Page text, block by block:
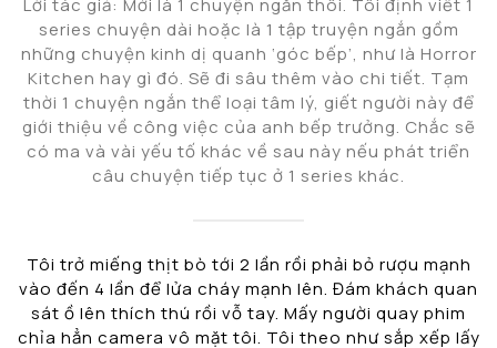
Lời tác giả: Mới là 1 chuyện ngắn thôi. Tôi định viết 1
series chuyện dài hoặc là 1 tập truyện ngắn gồm
những chuyện kinh dị quanh ‘góc bếp’, như là Horror
Kitchen hay gì đó. Sẽ đi sâu thêm vào chi tiết. Tạm
thời 1 chuyện ngắn thể loại tâm lý, giết người này để
giới thiệu về công việc của anh bếp trưởng. Chắc sẽ
có ma và vài yếu tố khác về sau này nếu phát triển
câu chuyện tiếp tục ở 1 series khác.
Tôi trở miếng thịt bò tới 2 lần rồi phải bỏ rượu mạnh
vào đến 4 lần để lửa cháy mạnh lên. Đám khách quan
sát ồ lên thích thú rồi vỗ tay. Mấy người quay phim
chỉa hẳn camera vô mặt tôi. Tôi theo như sắp xếp lấy